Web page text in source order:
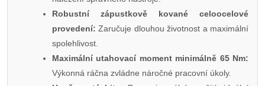
Robustní zápustkově kované celoocelové
provedení: Zaručuje dlouhou životnost a maximální
spolehlivost.
Maximální utahovací moment minimálně 65 Nm:
Výkonná ráčna zvládne náročné pracovní úkoly.